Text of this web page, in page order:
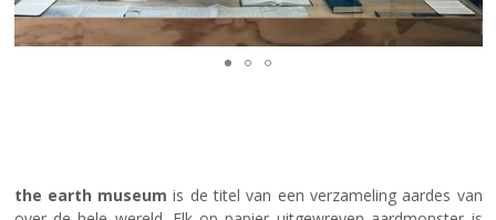
the earth museum is de titel van een verzameling aardes van